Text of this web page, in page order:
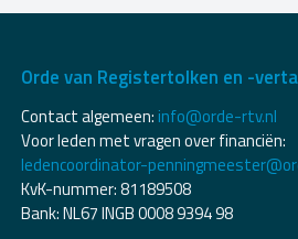
Orde van Registertolken en -
Contact algemeen: info@orde-rtv.nl
Voor leden met vragen over financiën:
ledencoordinator-
KvK-nummer: 81189508
Bank: NL67 INGB 0008 9394 98